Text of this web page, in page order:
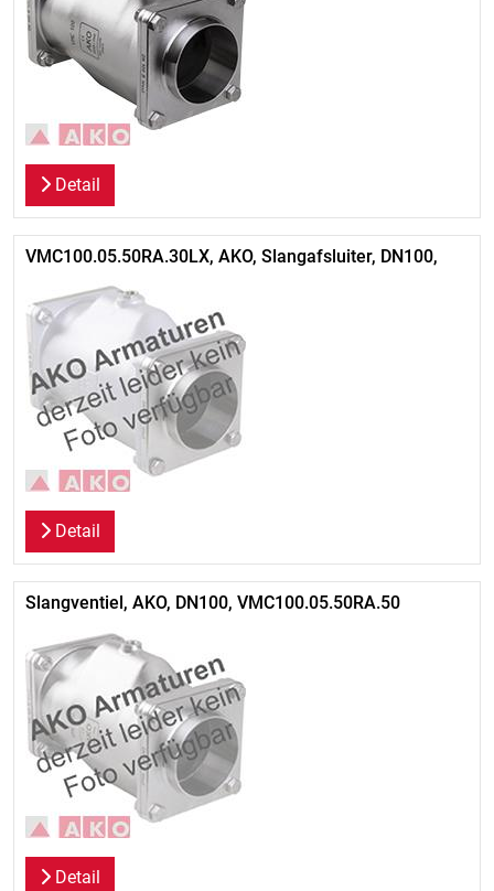
Detail
VMC100.05.50RA.30LX, AKO, Slangafsluiter, DN100,
Detail
Slangventiel, AKO, DN100, VMC100.05.50RA.50
Detail